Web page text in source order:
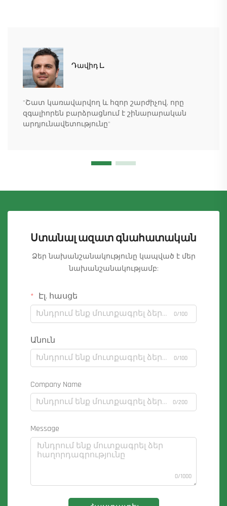
Դավիդ Լ.
"Շատ կառավարվող և հզոր շարժիչով, որը
զգալիորեն բարձրացնում է շինարարական
արդյունավետությունը"
Ստանալ ազատ գնահատական
Ձեր նախանշանակությունը կապված է մեր
նախանշանակությամբ:
Էլ. հասցե
0/100
Անուն
0/100
Company Name
0/200
Message
0/1000